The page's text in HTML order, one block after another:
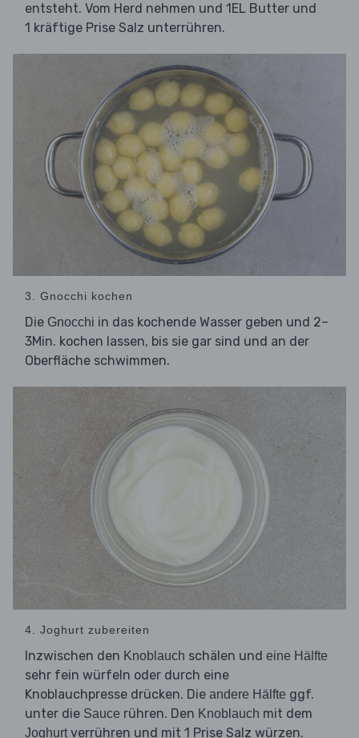
entsteht. Vom Herd nehmen und 1EL Butter und
1 kräftige Prise Salz unterrühren.
3. Gnocchi kochen
Die Gnocchi in das kochende Wasser geben und 2–
3Min. kochen lassen, bis sie gar sind und an der
Oberfläche schwimmen.
4. Joghurt zubereiten
Inzwischen den Knoblauch schälen und eine Hälfte
sehr fein würfeln oder durch eine
Knoblauchpresse drücken. Die andere Hälfte ggf.
unter die Sauce rühren. Den Knoblauch mit dem
Joghurt verrühren und mit 1 Prise Salz würzen.